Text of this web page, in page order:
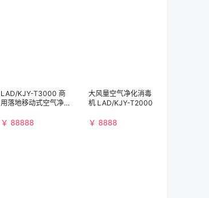
LAD/KJY-T3000 商
用落地移动式空气净
h)）
￥ 88888
大风量空气净化消毒
机 LAD/KJY-T2000
￥ 8888